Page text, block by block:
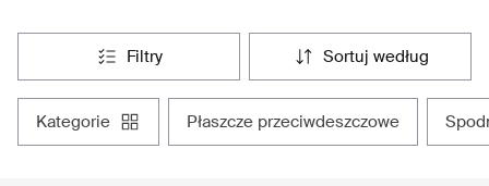
filtry sortuj według
kategorie płaszcze przeciwdeszczowe